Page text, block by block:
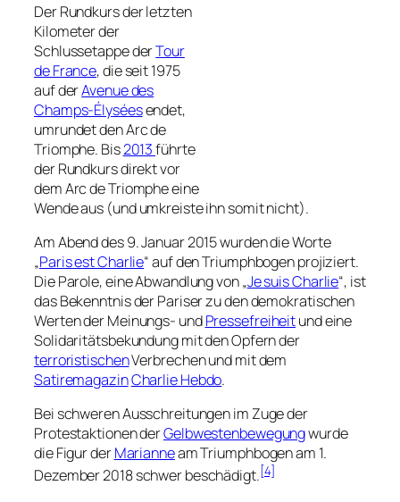
Der Rundkurs der letzten
Kilometer der
Schlussetappe derTour
de France, die seit 1975
auf derAvenue des
Champs-Élyséesendet,
umrundet den Arc de
Triomphe. Bis2013führte
der Rundkurs direkt vor
dem Arc de Triomphe eine
Wende aus (und umkreiste ihn somit nicht).
Am Abend des 9. Januar 2015 wurden die Worte
„Paris est Charlie“ auf den Triumphbogen projiziert.
Die Parole, eine Abwandlung von „Je suis Charlie“, ist
das Bekenntnis der Pariser zu den demokratischen
Werten der Meinungs- undPressefreiheitund eine
Solidaritätsbekundung mit den Opfern der
terroristischenVerbrechen und mit dem
SatiremagazinCharlie Hebdo.
Bei schweren Ausschreitungen im Zuge der
Protestaktionen derGelbwestenbewegungwurde
die Figur derMarianneam Triumphbogen am 1.
Dezember 2018 schwer beschädigt. [4]